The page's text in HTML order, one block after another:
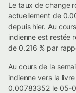
Le taux de change
actuellement de
depuis hier. Au
indienne est restée
de 0.216 % par
Au cours de la
indienne vers la
0.00783352 le 05-